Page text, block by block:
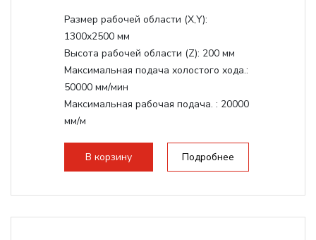
Размер рабочей области (Х,Y):
1300x2500 мм
Высота рабочей области (Z): 200 мм
Максимальная подача холостого хода.:
50000 мм/мин
Максимальная рабочая подача. : 20000
мм/м
стандартно:Вакуумный стол
Цанговый патрон:ER32
В корзину Подробнее